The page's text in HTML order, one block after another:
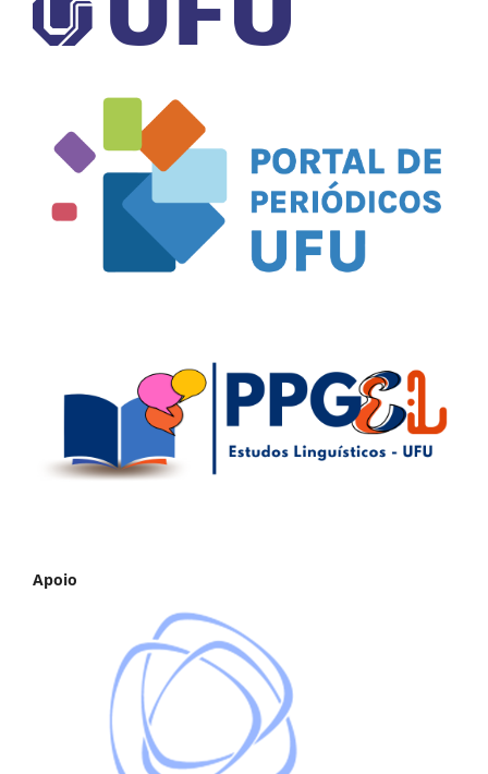
Apoio